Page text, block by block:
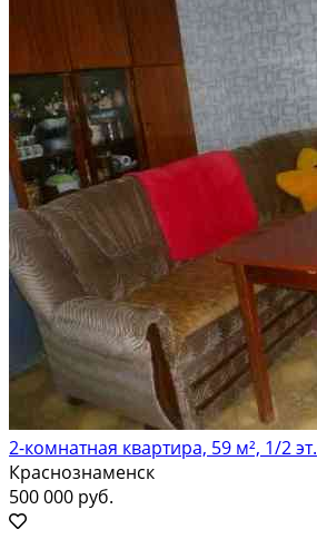
2-комнатная квартира, 59 м², 1/2 эт.
Краснознаменск
500 000 руб.